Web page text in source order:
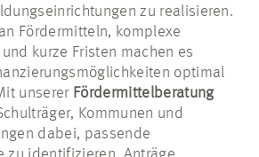
zu realisieren.
Fördermitteln, komplexe
kurze Fristen machen es
optimal
unserer Fördermittelberatung
Kommunen und
dabei, passende